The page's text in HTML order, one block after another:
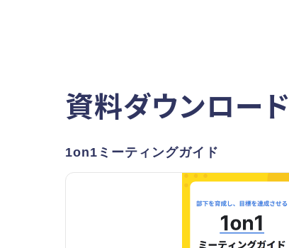
資料ダウンロード
1on1ミーティングガイド